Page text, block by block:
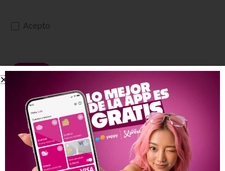
Acepto
Enviar
Banisi S.A.
Casa Matriz